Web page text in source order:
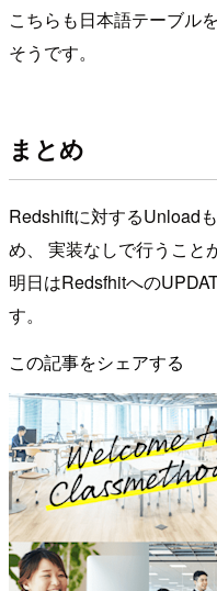
こちらも日本語テーブル
そうです。
まとめ
Redshiftに対するUnload
め、 実装なしで行うこと
明日はRedsfhitへの
す。
この記事をシェアする